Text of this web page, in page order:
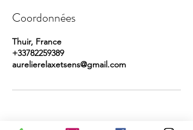
Coordonnées
Thuir, France
+33782259389
aurelierelaxetsens@gmail.com